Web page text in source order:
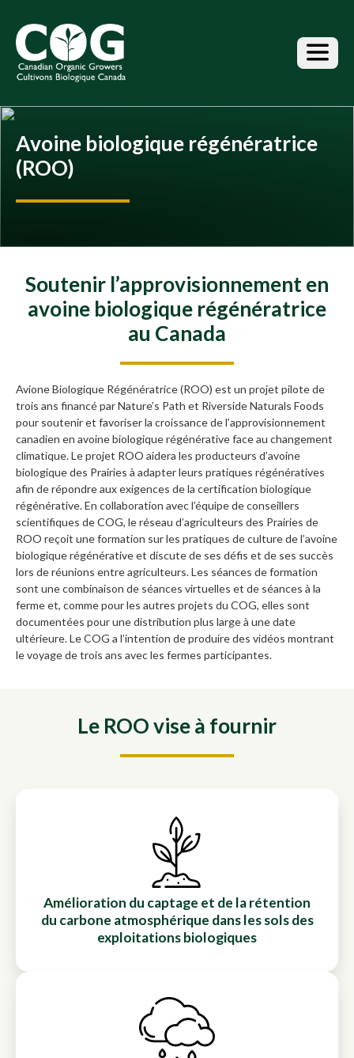
t
h
Avoine biologique régénératrice
(ROO)
Soutenir l’approvisionnement en
avoine biologique régénératrice
au Canada
Avione Biologique Régénératrice (ROO) est un projet pilote de
trois ans financé par Nature’s Path et Riverside Naturals Foods
pour soutenir et favoriser la croissance de l’approvisionnement
canadien en avoine biologique régénérative face au changement
climatique. Le projet ROO aidera les producteurs d’avoine
biologique des Prairies à adapter leurs pratiques régénératives
afin de répondre aux exigences de la certification biologique
régénérative. En collaboration avec l’équipe de conseillers
scientifiques de COG, le réseau d’agriculteurs des Prairies de
ROO reçoit une formation sur les pratiques de culture de l’avoine
biologique régénérative et discute de ses défis et de ses succès
lors de réunions entre agriculteurs. Les séances de formation
sont une combinaison de séances virtuelles et de séances à la
ferme et, comme pour les autres projets du COG, elles sont
documentées pour une distribution plus large à une date
ultérieure. Le COG a l’intention de produire des vidéos montrant
le voyage de trois ans avec les fermes participantes.
Le ROO vise à fournir
Amélioration du captage et de la rétention
du carbone atmosphérique dans les sols des
exploitations biologiques